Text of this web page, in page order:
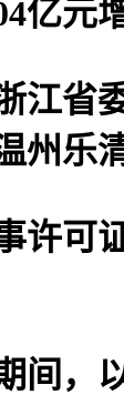
亿元
省
州乐
可证
，以